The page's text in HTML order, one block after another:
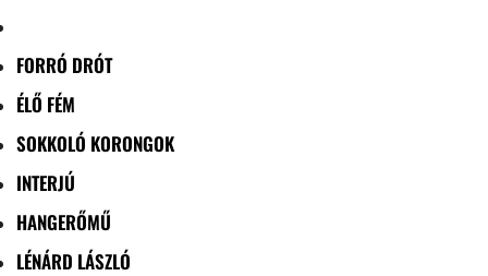
FORRÓ DRÓT
ÉLŐ FÉM
SOKKOLÓ KORONGOK
INTERJÚ
HANGERŐMŰ
LÉNÁRD LÁSZLÓ